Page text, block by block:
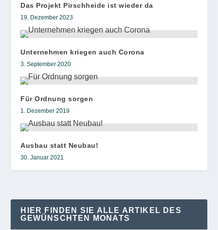
Das Projekt Pirschheide ist wieder da
19. Dezember 2023
Unternehmen kriegen auch Corona
3. September 2020
Für Ordnung sorgen
1. Dezember 2019
Ausbau statt Neubau!
30. Januar 2021
HIER FINDEN SIE ALLE ARTIKEL DES
GEWÜNSCHTEN MONATS